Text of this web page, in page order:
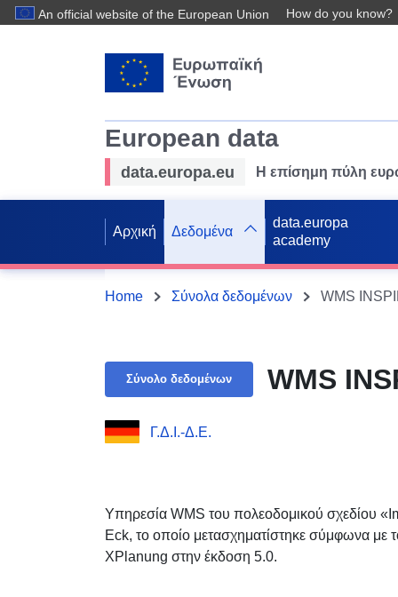
An official website of the European Union How do you know?
European data
data.europa.eu Η επίσημη πύλη
Αρχική Δεδομένα
data.europa
academy
Home Σύνολα δεδομένων WMS
Σύνολο δεδομένων WMS
Γ.Δ.Ι.-Δ.Ε.
Υπηρεσία WMS του πολεοδομικού σχεδίου
Eck, το οποίο μετασχηματίστηκε σύμφωνα
XPlanung στην έκδοση 5.0.